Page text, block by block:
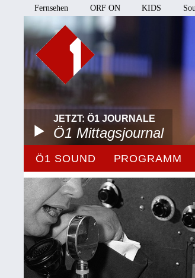
Fernsehen ORF ON KIDS
JETZT: Ö1 JOURNALE
Ö1 Mittagsjournal
Ö1 SOUND PROGRAMM